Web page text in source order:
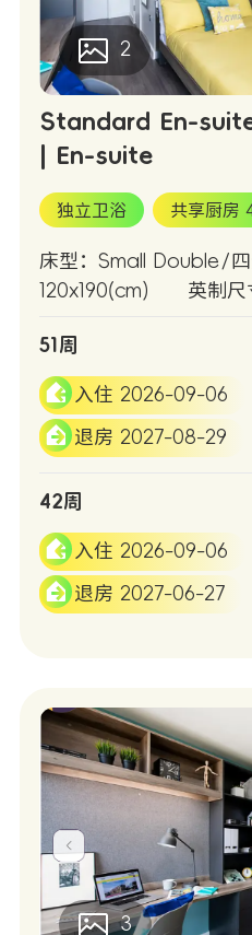
2
Standard En-
| En-suite
独立卫浴 共享厨房
床型：Small Double/四
120x190(cm)
英制尺
51周
入住 2026-09-06
退房 2027-08-29
42周
入住 2026-09-06
退房 2027-06-27
3